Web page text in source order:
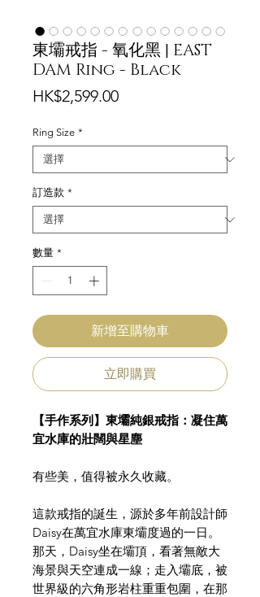
東壩戒指 - 氧化黑 | EAST
DAM Ring - Black
HK$2,599.00價
Ring Size *
訂造款 *
數量 *
新增至購物車
立即購買
【手作系列】東壩純銀戒指：凝住萬
宜水庫的壯闊與星塵
有些美，值得被永久收藏。
這款戒指的誕生，源於多年前設計師
Daisy在萬宜水庫東壩度過的一日。
那天，Daisy坐在壩頂，看著無敵大
海景與天空連成一線；走入壩底，被
世界級的六角形岩柱重重包圍，在那